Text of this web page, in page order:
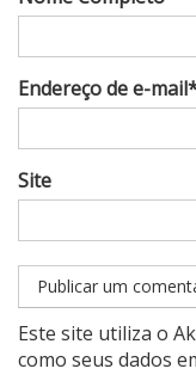
Endereço de e-
Site
Este site utiliza o
como seus dados